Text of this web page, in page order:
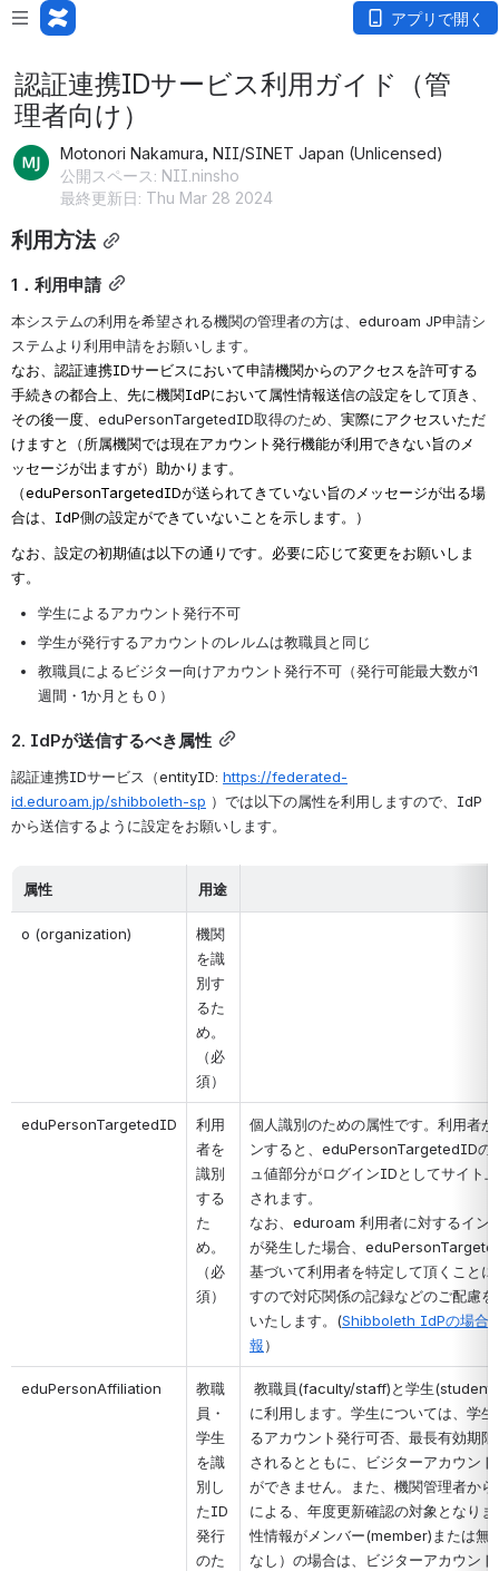
アプリで開く
認証連携IDサービス利用ガイド（管
理者向け）
Motonori Nakamura, NII/SINET Japan (Unlicensed)
公開スペース: NII.ninsho
最終更新日: Thu Mar 28 2024
利用方法
1．利用申請
本システムの利用を希望される機関の管理者の方は、eduroam JP申請シ
ステムより利用申請をお願いします。
なお、認証連携IDサービスにおいて申請機関からのアクセスを許可する
手続きの都合上、先に機関IdPにおいて属性情報送信の設定をして頂き、
その後一度、 eduPersonTargetedID取得のため、 実際にアクセスいただ
けますと（所属機関では現在アカウント発行機能が利用できない旨のメ
ッセージが出ますが）助かります。
（eduPersonTargetedIDが送られてきていない旨のメッセージが出る場
合は、IdP側の設定ができていないことを示します。）
なお、設定の初期値は以下の通りです。必要に応じて変更をお願いしま
す。
学生によるアカウント発行不可
学生が発行するアカウントのレルムは教職員と同じ
教職員によるビジター向けアカウント発行不可（発行可能最大数が1
週間・1か月とも０）
2. IdPが送信するべき属性
認証連携IDサービス（entityID: https://federated-
id.eduroam.jp/shibboleth-sp ）では以下の属性を利用しますので、IdP
から送信するように設定をお願いします。
属性 用途
o (organization)
機関
を識
別す
るた
め。
（必
須）
eduPersonTargetedID
利用
者を
識別
する
た
め。
（必
須）
個人識別のための属性です。利用者
ンすると、eduPersonTargetedIDの
ュ値部分がログインIDとしてサイト
されます。
なお、eduroam 利用者に対するイン
が発生した場合、
基づいて利用者を特定して頂くこと
すので対応関係の記録などのご配慮
いたします。(Shibboleth IdPの場合
報）
eduPersonAffiliation
教職
員・
学生
を識
別し
たID
発行
のた
教職員(faculty/staff)と学生(student)
に利用します。学生については、学
るアカウント発行可否、最長有効期
されるとともに、ビジターアカウン
ができません。また、機関管理者か
による、年度更新確認の対象となり
性情報がメンバー(member)または無
なし）の場合は、ビジターアカウン